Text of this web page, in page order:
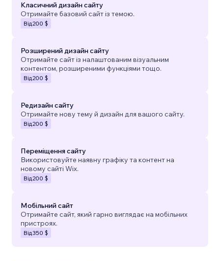
Класичний дизайн сайту
Отримайте базовий сайт із темою.
Від200 $
Розширений дизайн сайту
Отримайте сайт із налаштованим візуальним
контентом, розширеними функціями тощо.
Від200 $
Редизайн сайту
Отримайте нову тему й дизайн для вашого сайту.
Від200 $
Переміщення сайту
Використовуйте наявну графіку та контент на
новому сайті Wix.
Від200 $
Мобільний сайт
Отримайте сайт, який гарно виглядає на мобільних
пристроях.
Від350 $